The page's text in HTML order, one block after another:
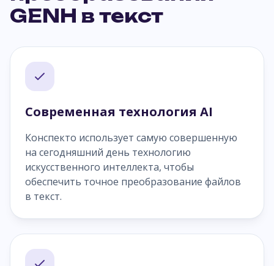
GENH в текст
Современная технология AI
Конспекто использует самую совершенную
на сегодняшний день технологию
искусственного интеллекта, чтобы
обеспечить точное преобразование файлов
в текст.